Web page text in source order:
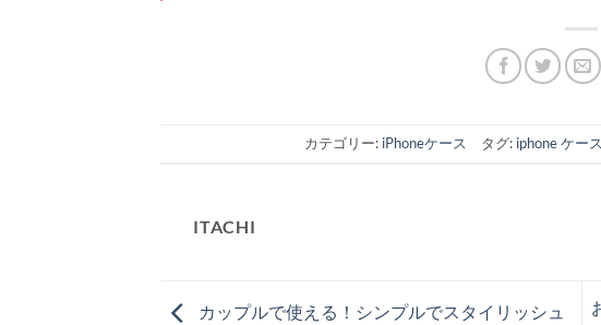
カテゴリー: iPhoneケース タグ: iphone ケー
ITACHI
カップルで使える！シンプルでスタイリッシュ